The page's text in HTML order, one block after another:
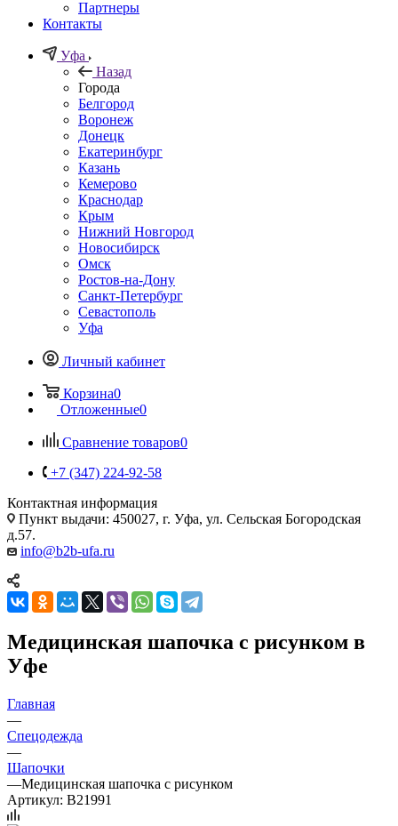
Партнеры
Контакты
Уфа
Назад
Города
Белгород
Воронеж
Донецк
Екатеринбург
Казань
Кемерово
Краснодар
Крым
Нижний Новгород
Новосибирск
Омск
Ростов-на-Дону
Санкт-Петербург
Севастополь
Уфа
Личный кабинет
Корзина0
Отложенные0
Сравнение товаров0
+7 (347) 224-92-58
Контактная информация
Пункт выдачи: 450027, г. Уфа, ул. Сельская Богородская
д.57.
info@b2b-ufa.ru
Медицинская шапочка с рисунком в
Уфе
Главная
—
Спецодежда
—
Шапочки
—Медицинская шапочка с рисунком
Артикул: B21991